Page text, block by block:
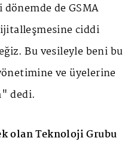
de GSMA
ciddi
Bu vesileyle beni bu
ve üyelerine
dedi.
olan Teknoloji Grubu